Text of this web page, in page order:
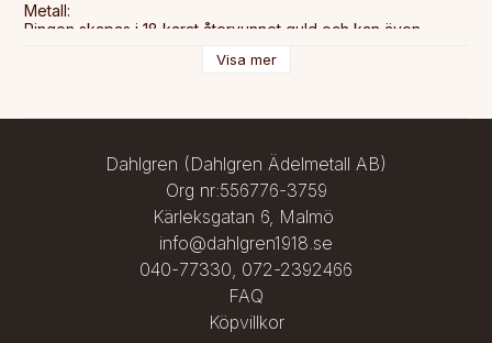
Metall:
Ringen skapas i 18 karat återvunnet guld och kan även
Bredd: 2 mm
Fattning: 4 klor
Briljantslipad naturlig champagnefärgad diamant, 0,15 ct
Ringen finns även tillgänglig med andra ädelstenar efter
Ringen kan beställas med invändig gravyr i ett rakt typsnitt.
Visa mer
Dahlgren (Dahlgren Ädelmetall AB)
Org nr:556776-3759
Kärleksgatan 6, Malmö
info@dahlgren1918.se
040-77330, 072-2392466
FAQ
Köpvillkor